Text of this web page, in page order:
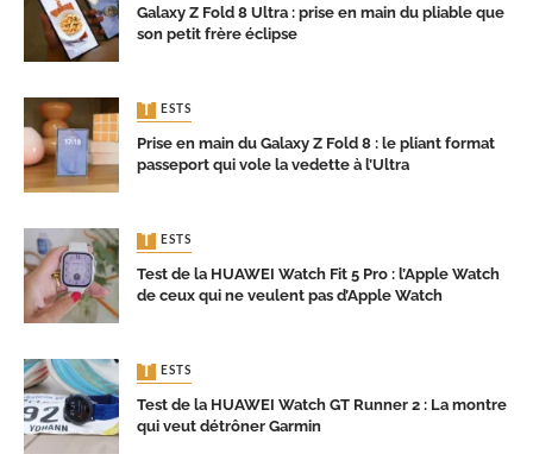
Galaxy Z Fold 8 Ultra : prise en main du pliable que
son petit frère éclipse
TESTS
Prise en main du Galaxy Z Fold 8 : le pliant format
passeport qui vole la vedette à l’Ultra
TESTS
Test de la HUAWEI Watch Fit 5 Pro : l’Apple Watch
de ceux qui ne veulent pas d’Apple Watch
TESTS
Test de la HUAWEI Watch GT Runner 2 : La montre
qui veut détrôner Garmin